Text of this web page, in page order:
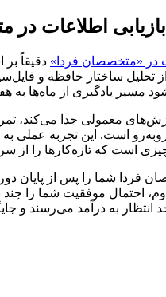
اطلاعات در
در «متخصصان فردا» دقیقاً
از تحلیل ساختار حافظه و
یادگیری از ماه‌ها به
معمولی جدا
است. این تجربه عملی
است که تازه‌کارها را از
فردا شما را پس از پایان
احتمال موفقیت شما را
انتظار به درآمد می‌رسند و